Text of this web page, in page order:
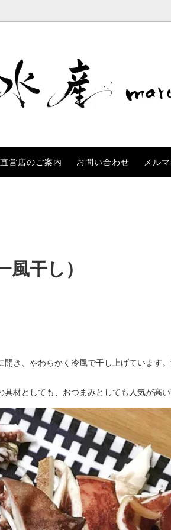
しゃも
め合わせ一覧
富水産の干物
直営店のご案内 お問い合わせ メル
風干し）
き、やわらかく冷風で干し上げています
材としても、おつまみとしても人気が高い